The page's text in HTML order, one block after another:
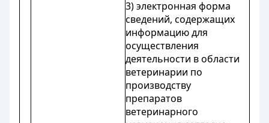
3) электронная форма
сведений, содержащих
информацию для
осуществления
деятельности в области
ветеринарии по
производству
препаратов
ветеринарного